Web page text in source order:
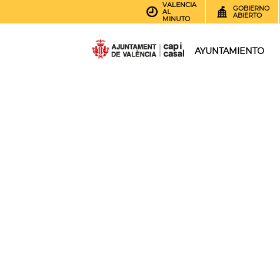
VALENCIA
AL
MINUTO
GOBIERNO
ABIERTO
AYUNTAMIENTO